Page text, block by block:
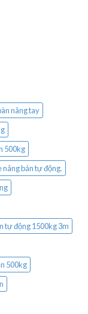
nâng tay
500kg
nâng bán tự động.
tự động 1500kg 3m
500kg